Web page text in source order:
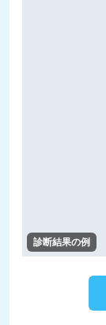
診断結果の例